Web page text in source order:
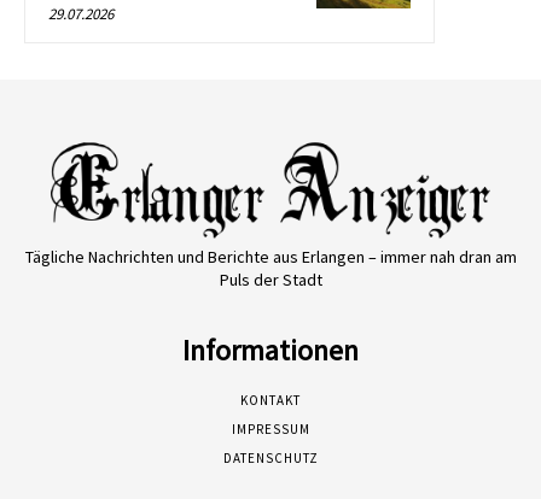
29.07.2026
Tägliche Nachrichten und Berichte aus Erlangen – immer nah dran am
Puls der Stadt
Informationen
KONTAKT
IMPRESSUM
DATENSCHUTZ